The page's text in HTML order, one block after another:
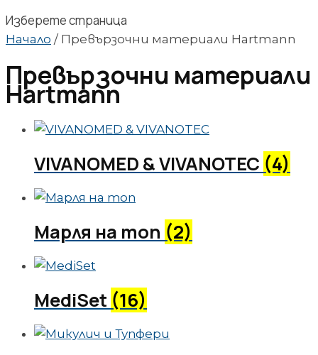
Изберете страница
Начало / Превързочни материали Hartmann
Превързочни материали
Hartmann
VIVANOMED & VIVANOTEC (4)
Марля на топ (2)
MediSet (16)